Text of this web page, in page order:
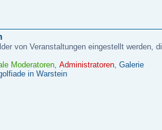
von Veranstaltungen eingestellt werden,
Moderatoren Administratoren Galerie
in Warstein